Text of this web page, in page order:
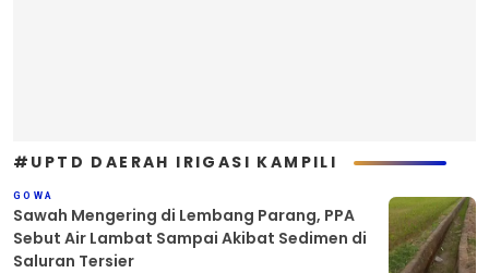
#UPTD DAERAH IRIGASI KAMPILI
GOWA
Sawah Mengering di Lembang Parang, PPA
Sebut Air Lambat Sampai Akibat Sedimen di
Saluran Tersier